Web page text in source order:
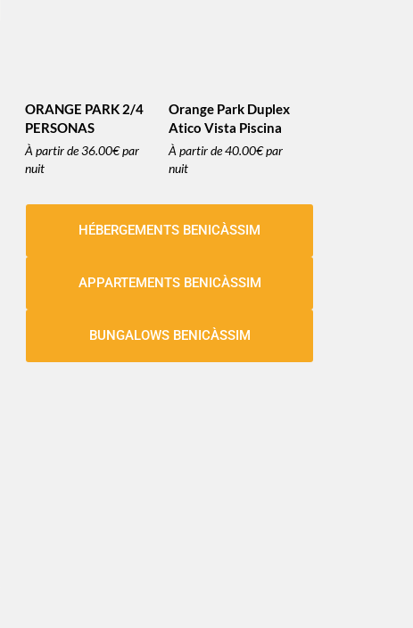
ORANGE PARK 2/4
PERSONAS
À partir de36.00€par
nuit
Orange Park Duplex
Atico Vista Piscina
À partir de40.00€par
nuit
HÉBERGEMENTS BENICÀSSIM
APPARTEMENTS BENICÀSSIM
BUNGALOWS BENICÀSSIM